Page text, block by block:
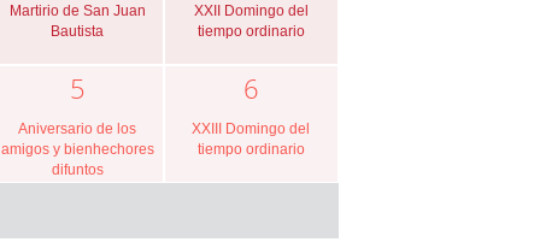
Martirio de San Juan
Bautista
XXII Domingo del
tiempo ordinario
5
Aniversario de los
amigos y bienhechores
difuntos
6
XXIII Domingo del
tiempo ordinario